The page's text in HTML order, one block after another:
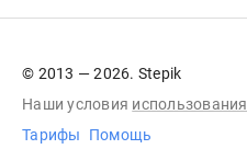
© 2013 — 2026. Stepik
Наши условия использования
Тарифы
Помощь